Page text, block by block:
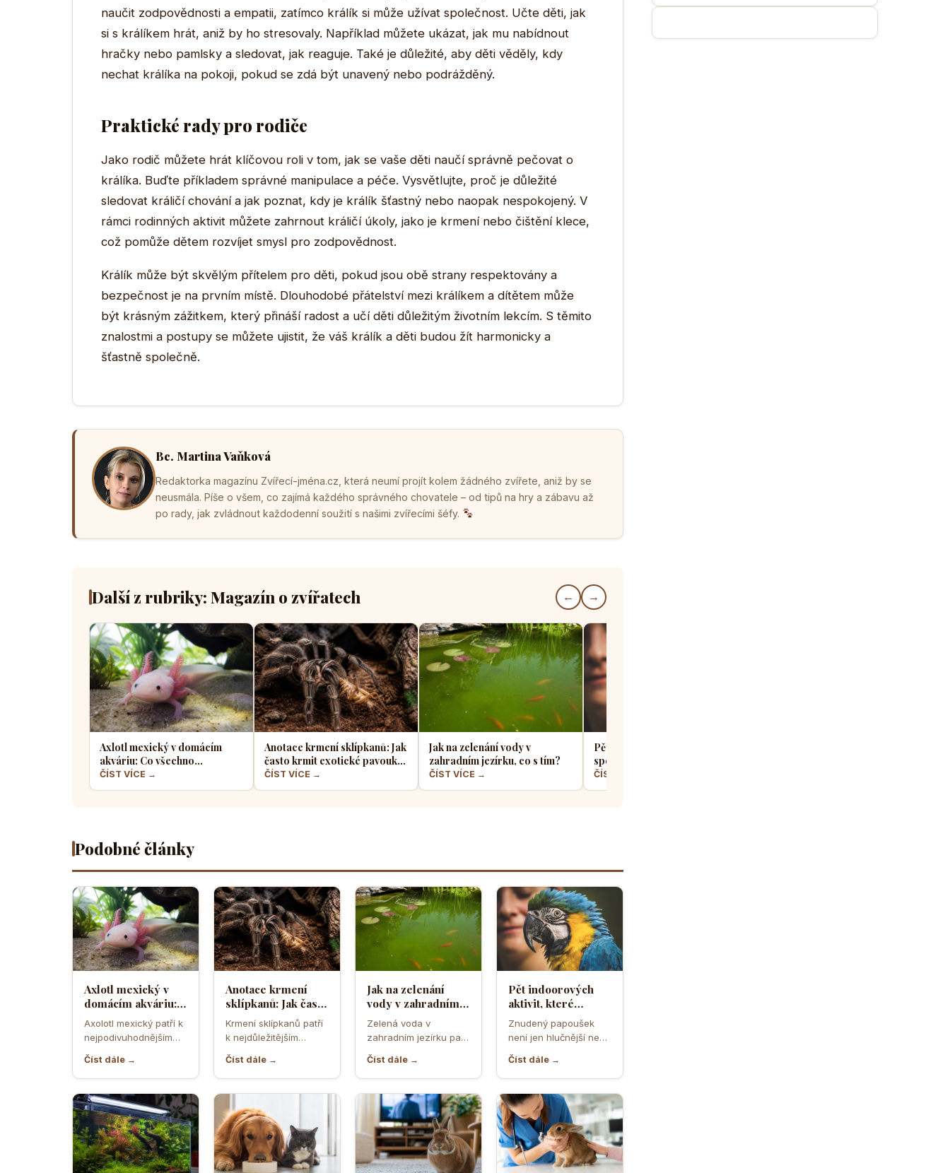
naučit zodpovědnosti a empatii, zatímco králík si může užívat společnost. Učte děti, jak
si s králíkem hrát, aniž by ho stresovaly. Například můžete ukázat, jak mu nabídnout
hračky nebo pamlsky a sledovat, jak reaguje. Také je důležité, aby děti věděly, kdy
nechat králíka na pokoji, pokud se zdá být unavený nebo podrážděný.
Praktické rady pro rodiče
Jako rodič můžete hrát klíčovou roli v tom, jak se vaše děti naučí správně pečovat o
králíka. Buďte příkladem správné manipulace a péče. Vysvětlujte, proč je důležité
sledovat králičí chování a jak poznat, kdy je králík šťastný nebo naopak nespokojený. V
rámci rodinných aktivit můžete zahrnout králičí úkoly, jako je krmení nebo čištění klece,
což pomůže dětem rozvíjet smysl pro zodpovědnost.
Králík může být skvělým přítelem pro děti, pokud jsou obě strany respektovány a
bezpečnost je na prvním místě. Dlouhodobé přátelství mezi králíkem a dítětem může
být krásným zážitkem, který přináší radost a učí děti důležitým životním lekcím. S těmito
znalostmi a postupy se můžete ujistit, že váš králík a děti budou žít harmonicky a
šťastně společně.
Bc. Martina Vaňková
Redaktorka magazínu Zvířecí-jména.cz, která neumí projít kolem žádného zvířete, aniž by se
neusmála. Píše o všem, co zajímá každého správného chovatele – od tipů na hry a zábavu až
po rady, jak zvládnout každodenní soužití s našimi zvířecími šéfy.
Další z rubriky: Magazín o zvířatech ← →
Axlotl mexický v domácím
akváriu: Co všechno
potřebuje tento fascinující
vodní dráček
ČÍST VÍCE →
Anotace krmení sklípkanů: Jak
často krmit exotické pavouky
a jaký hmyz je nejvhodnější
ČÍST VÍCE →
Jak na zelenání vody v
zahradním jezírku, co s tím?
ČÍST VÍCE →
Pět indoorových aktivit, které
spolehlivě zabaví znuděného
papouška
ČÍST VÍCE →
Podobné články
Axlotl mexický v
domácím akváriu:
Co všechno
potřebuje tento
fascinující vodní
dráček
Axolotl mexický patří k
nejpodivuhodnějším
kdy dostali do
domácích akvárií. Na…
Číst dále →
Anotace krmení
sklípkanů: Jak často
krmit exotické
pavouky a jaký
hmyz je
nejvhodnější
Krmení sklípkanů patří
k nejdůležitějším
zároveň k oblasti, kde
začátečníci…
Číst dále →
Jak na zelenání
vody v zahradním
jezírku, co s tím?
Zelená voda v
zahradním jezírku patří
které umějí
znepříjemnit radost z…
Číst dále →
Pět indoorových
aktivit, které
spolehlivě zabaví
znuděného
papouška
Znudený papoušek
není jen hlučnější nebo
Dlouhá chvíle u něj
často vede…
Číst dále →